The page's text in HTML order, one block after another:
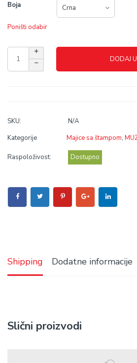
Boja
Poništi odabir
DODAJ
SKU:
N/A
Kategorije
Majice sa štampom,
Raspoloživost: Dostupno
Shipping Dodatne informacije
Slični proizvodi